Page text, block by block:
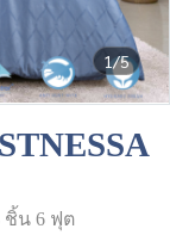
1/5
ชิ้น 6 ฟุต